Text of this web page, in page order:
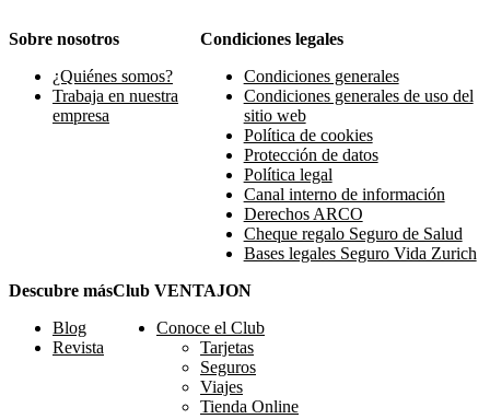
Sobre nosotros
¿Quiénes somos?
Trabaja en nuestra
empresa
Condiciones legales
Condiciones generales
Condiciones generales de uso del
sitio web
Política de cookies
Protección de datos
Política legal
Canal interno de información
Derechos ARCO
Cheque regalo Seguro de Salud
Bases legales Seguro Vida Zurich
Descubre más
Blog
Revista
Club VENTAJON
Conoce el Club
Tarjetas
Seguros
Viajes
Tienda Online